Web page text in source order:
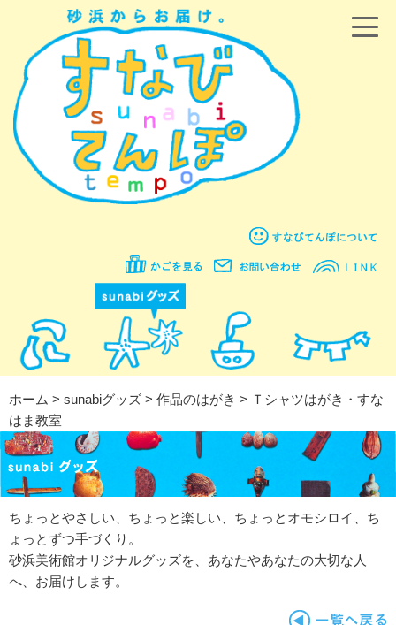
ホーム > sunabiグッズ > 作品のはがき > Ｔシャツはがき・すな
はま教室
ちょっとやさしい、ちょっと楽しい、ちょっとオモシロイ、ち
ょっとずつ手づくり。
砂浜美術館オリジナルグッズを、あなたやあなたの大切な人
へ、お届けします。